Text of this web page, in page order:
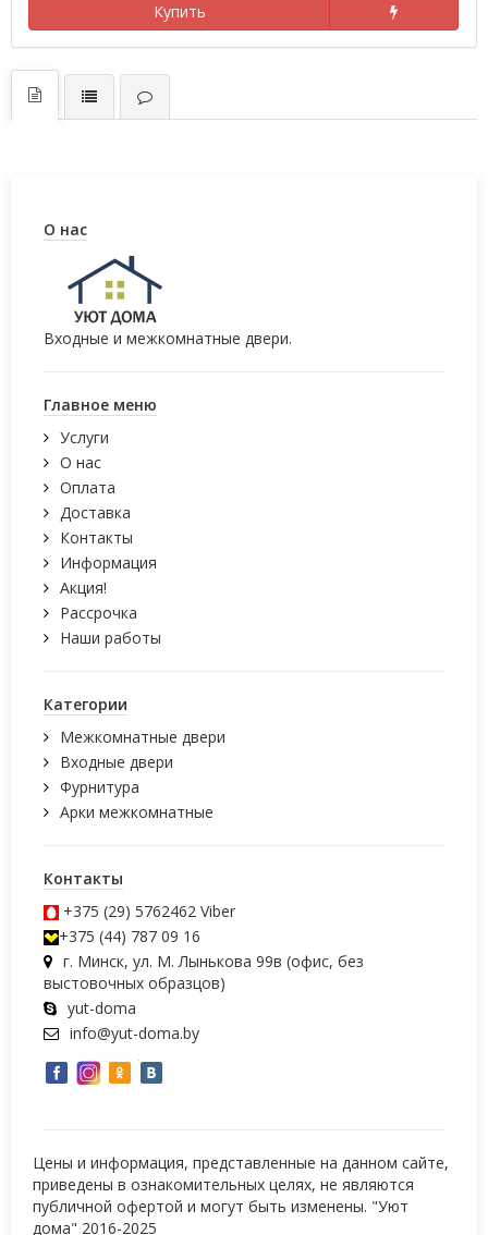
Купить
О нас
Входные и межкомнатные двери.
Главное меню
Услуги
О нас
Оплата
Доставка
Контакты
Информация
Акция!
Рассрочка
Наши работы
Категории
Межкомнатные двери
Входные двери
Фурнитура
Арки межкомнатные
Контакты
+375 (29) 5762462 Viber
+375 (44) 787 09 16
г. Минск, ул. М. Лынькова 99в (офис, без
выстовочных образцов)
yut-doma
info@yut-doma.by
Цены и информация, представленные на данном сайте,
приведены в ознакомительных целях, не являются
публичной офертой и могут быть изменены. "Уют
дома" 2016-2025